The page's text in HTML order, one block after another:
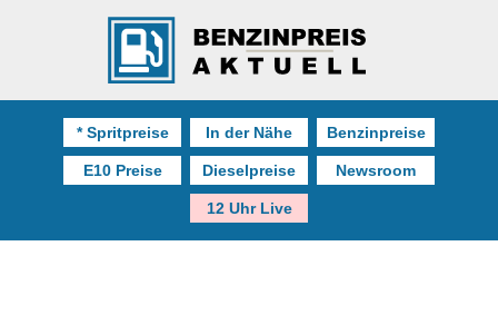
* Spritpreise In der Nähe Benzinpreise
E10 Preise Dieselpreise Newsroom
12 Uhr Live